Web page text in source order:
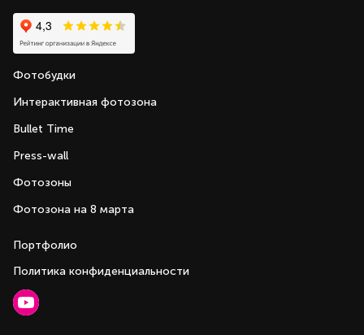
Фотобудки
Интерактивная фотозона
Bullet Time
Press-wall
Фотозоны
Фотозона на 8 марта
Портфолио
Политика конфиденциальности